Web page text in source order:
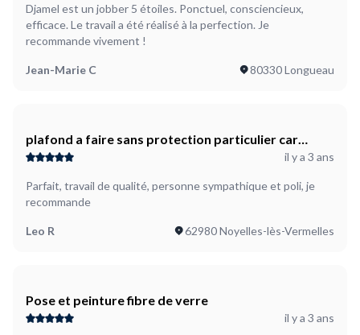
Djamel est un jobber 5 étoiles. Ponctuel, consciencieux,
efficace. Le travail a été réalisé à la perfection. Je
recommande vivement !
Jean-Marie C 80330 Longueau
plafond a faire sans protection particulier car
ragréage par la suite
il y a 3 ans
Parfait, travail de qualité, personne sympathique et poli, je
recommande
Leo R 62980 Noyelles-lès-Vermelles
Pose et peinture fibre de verre
il y a 3 ans